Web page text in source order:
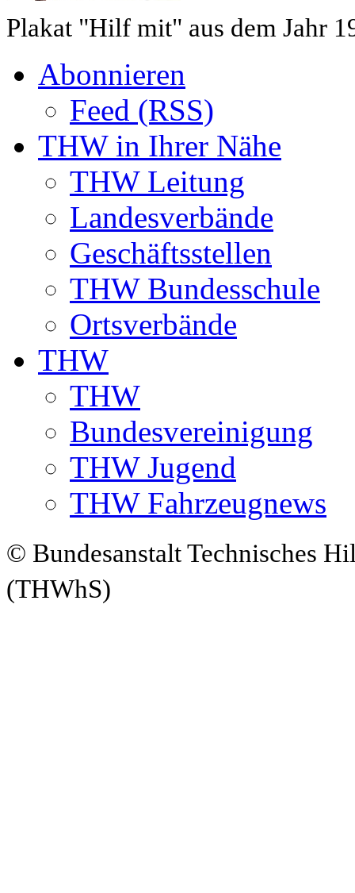
Plakat "Hilf mit" aus dem Jahr
Abonnieren
Feed (RSS)
THW in Ihrer Nähe
THW Leitung
Landesverbände
Geschäftsstellen
THW Bundesschule
Ortsverbände
THW
THW
Bundesvereinigung
THW Jugend
THW Fahrzeugnews
© Bundesanstalt Technisches
(THWhS)